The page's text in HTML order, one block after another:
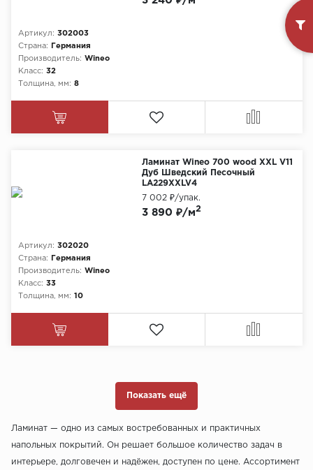
Артикул: 302003
Страна:
Германия
Производитель: Wineo
Класс: 32
Толщина, мм: 8
Ламинат Wineo 700 wood XXL V11
Дуб Шведский Песочный
LA229XXLV4
Артикул: 302020
Страна:
Германия
Производитель: Wineo
Класс: 33
Толщина, мм: 10
3 890 ₽/м2
7 002 ₽/упак.
Показать ещё
Ламинат — одно из самых востребованных и практичных
напольных покрытий. Он решает большое количество задач в
интерьере, долговечен и надёжен, доступен по цене. Ассортимент